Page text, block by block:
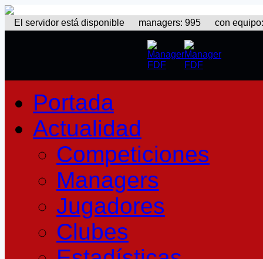
El servidor está disponible managers: 995 con
Portada
Actualidad
Competiciones
Managers
Jugadores
Clubes